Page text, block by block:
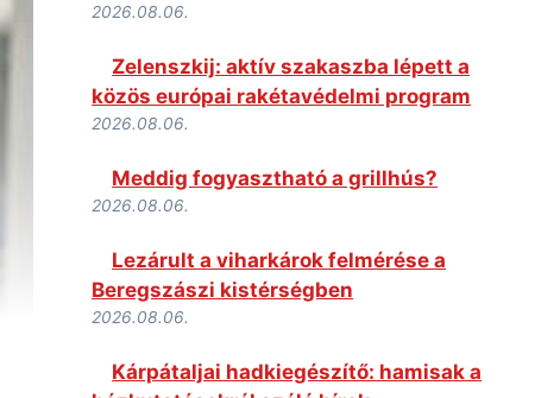
2026.08.06.
Zelenszkij: aktív szakaszba lépett a
közös európai rakétavédelmi program
2026.08.06.
Meddig fogyasztható a grillhús?
2026.08.06.
Lezárult a viharkárok felmérése a
Beregszászi kistérségben
2026.08.06.
Kárpátaljai hadkiegészítő: hamisak a